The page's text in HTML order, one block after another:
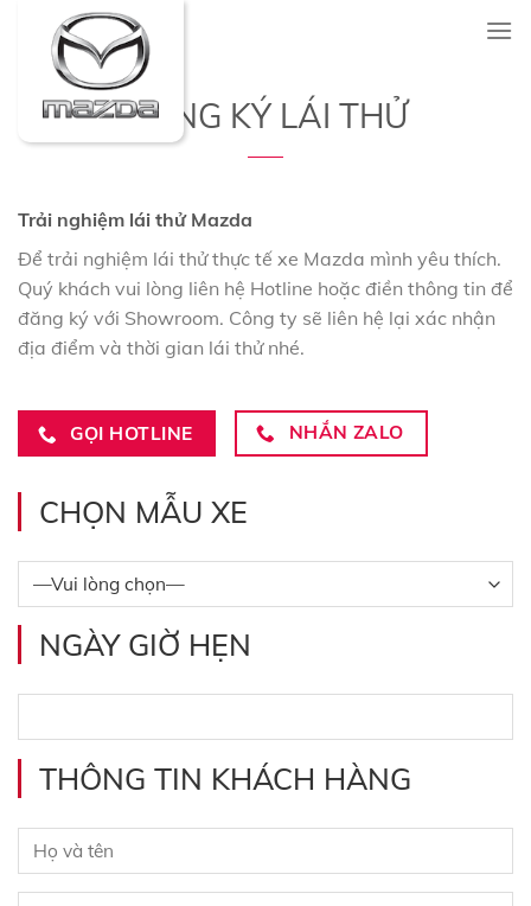
content
ĐĂNG KÝ LÁI THỬ
Trải nghiệm lái thử Mazda
Để trải nghiệm lái thử thực tế xe Mazda mình yêu thích.
Quý khách vui lòng liên hệ Hotline hoặc điền thông tin để
đăng ký với Showroom. Công ty sẽ liên hệ lại xác nhận
địa điểm và thời gian lái thử nhé.
GỌI HOTLINE NHẮN ZALO
CHỌN MẪU XE
NGÀY GIỜ HẸN
THÔNG TIN KHÁCH HÀNG